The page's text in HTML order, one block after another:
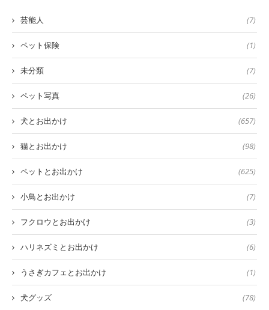
芸能人 (7)
ペット保険 (1)
未分類 (7)
ペット写真 (26)
犬とお出かけ (657)
猫とお出かけ (98)
ペットとお出かけ (625)
小鳥とお出かけ (7)
フクロウとお出かけ (3)
ハリネズミとお出かけ (6)
うさぎカフェとお出かけ (1)
犬グッズ (78)